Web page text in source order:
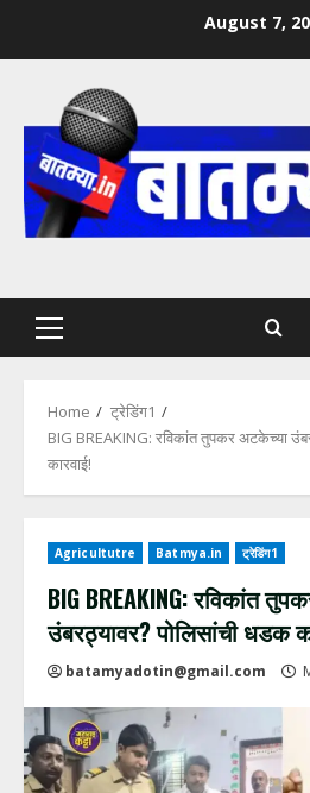
August 7,
Primary
Home
ट्रेडिंग1
BIG BREAKING: रविकांत तुपकर अटकेच्या
कारवाई!
Agricultutre Batmya.in ट्रेडिंग1
BIG BREAKING: रविकांत
उंबरठ्यावर? पोलिसांची धडक
batamyadotin@gmail.com